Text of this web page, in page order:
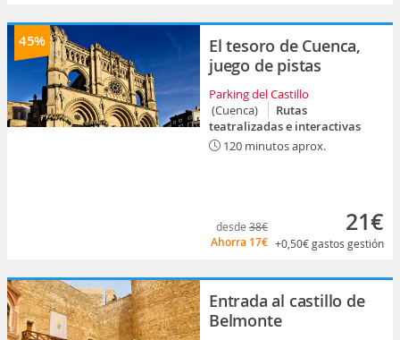
45%
El tesoro de Cuenca,
juego de pistas
Parking del Castillo
(Cuenca)
Rutas
teatralizadas e interactivas
120 minutos aprox.
desde 38€
Ahorra 17€
21€
+0,50€gastos gestión
Entrada al castillo de
Belmonte